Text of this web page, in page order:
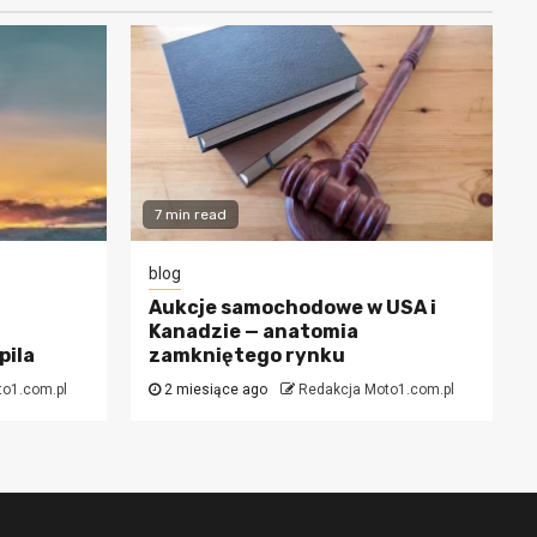
7 min read
blog
Aukcje samochodowe w USA i
Kanadzie — anatomia
zamkniętego rynku
2 miesiące ago Redakcja Moto1.com.pl